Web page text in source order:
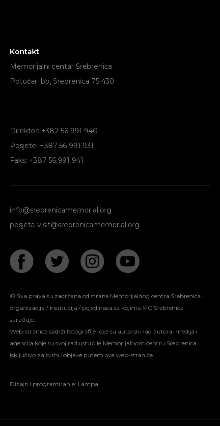
Kontakt
Memorijalni centar Srebrenica
Potočari bb, Srebrenica 75 430
Direktor: +387 56 991 940
Posjete: +387 56 991 931
Faks: +387 56 991 941
info@srebrenicamemorial.org
posjeta-visit@srebrenicamemorial.org
© Sva prava su zadržana od strane Memorijalnog centra Srebrenica i
organizacija / institucija / pojedinaca sa kojima MC Srebrenica
sarađuje.
Web-stranica sadrži fotografije koje su autorski rad autora, medija i
agencija koje su svoj rad ustupile Memorijalnom centru Srebrenica
isključivo za svrhu objave putem ove web-stranice.
Dizajn i programiranje: Lampa